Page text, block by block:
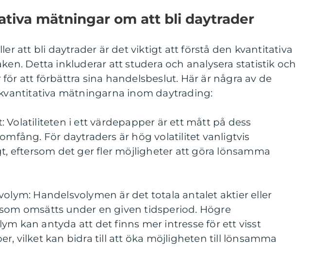
mätningar om att bli daytrader
att bli daytrader är det viktigt att förstå den kvantitativa
Detta inkluderar att studera och analysera statistik och
att förbättra sina handelsbeslut. Här är några av de
mätningarna inom daytrading:
Volatiliteten i ett värdepapper är ett mått på dess
För daytraders är hög volatilitet vanligtvis
eftersom det ger fler möjligheter att göra lönsamma
Handelsvolymen är det totala antalet aktier eller
omsätts under en given tidsperiod. Högre
kan antyda att det finns mer intresse för ett visst
vilket kan bidra till att öka möjligheten till lönsamma